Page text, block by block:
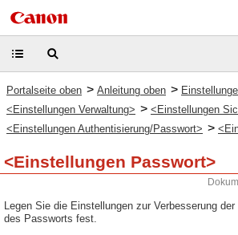
Portalseite oben > Anleitung oben >
<Einstellungen Verwaltung> > <Einstellungen
<Einstellungen Authentisierung/Passwort> >
<Einstellungen Passwort>
Legen Sie die Einstellungen zur Verbesserung
des Passworts fest.